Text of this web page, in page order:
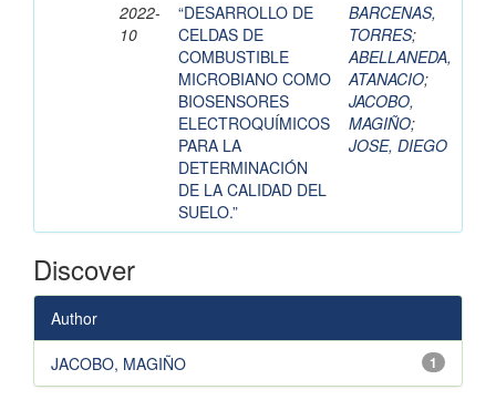
2022-
10
“DESARROLLO DE
CELDAS DE
COMBUSTIBLE
MICROBIANO COMO
BIOSENSORES
ELECTROQUÍMICOS
PARA LA
DETERMINACIÓN
DE LA CALIDAD DEL
SUELO.”
BARCENAS,
TORRES;
ABELLANEDA,
ATANACIO;
JACOBO,
MAGIÑO;
JOSE, DIEGO
Discover
Author
1
JACOBO, MAGIÑO